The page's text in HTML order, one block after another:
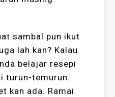
sambal pun ikut
lah kan? Kalau
belajar resepi
turun-temurun.
kan ada. Ramai